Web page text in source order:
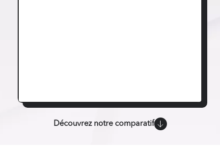
Découvrez notre comparatif